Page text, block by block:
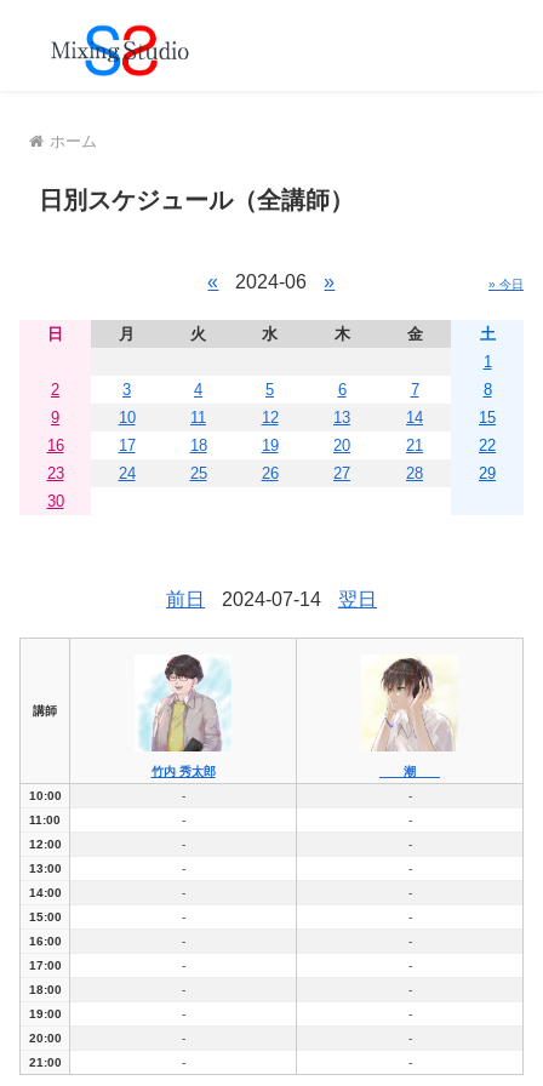
ホーム
日別スケジュール（全講師）
« 2024-06 » » 今日
日 月 火 水 木 金
土
1
2
3 4 5 6 7
8
9
10 11 12 13 14
15
16
17 18 19 20 21
22
23
24 25 26 27 28
29
30
前日 2024-07-14 翌日
講師
竹内 秀太郎
潮
10:00
-
-
11:00
-
-
12:00
-
-
13:00
-
-
14:00
-
-
15:00
-
-
16:00
-
-
17:00
-
-
18:00
-
-
19:00
-
-
20:00
-
-
21:00
- -